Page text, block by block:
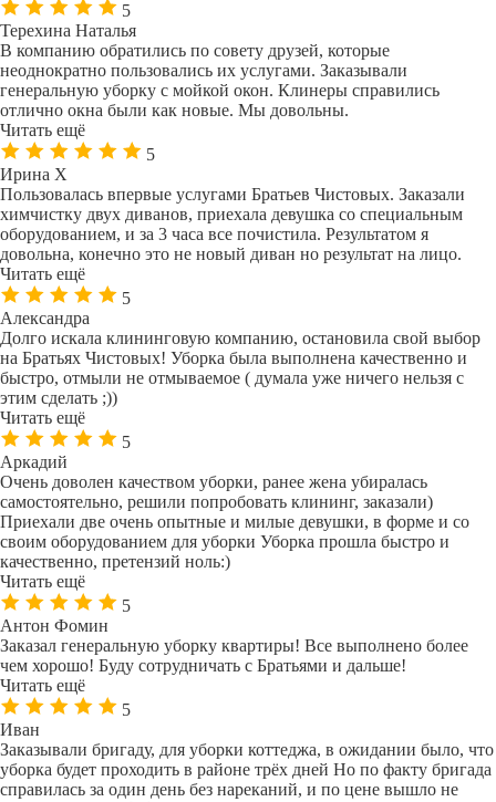
5
Терехина Наталья
В компанию обратились по совету друзей, которые
неоднократно пользовались их услугами. Заказывали
генеральную уборку с мойкой окон. Клинеры справились
отлично окна были как новые. Мы довольны.
Читать ещё
5
Ирина Х
Пользовалась впервые услугами Братьев Чистовых. Заказали
химчистку двух диванов, приехала девушка со специальным
оборудованием, и за 3 часа все почистила. Результатом я
довольна, конечно это не новый диван но результат на лицо.
Читать ещё
5
Александра
Долго искала клининговую компанию, остановила свой выбор
на Братьях Чистовых! Уборка была выполнена качественно и
быстро, отмыли не отмываемое ( думала уже ничего нельзя с
этим сделать ;))
Читать ещё
5
Аркадий
Очень доволен качеством уборки, ранее жена убиралась
самостоятельно, решили попробовать клининг, заказали)
Приехали две очень опытные и милые девушки, в форме и со
своим оборудованием для уборки Уборка прошла быстро и
качественно, претензий ноль:)
Читать ещё
5
Антон Фомин
Заказал генеральную уборку квартиры! Все выполнено более
чем хорошо! Буду сотрудничать с Братьями и дальше!
Читать ещё
5
Иван
Заказывали бригаду, для уборки коттеджа, в ожидании было, что
уборка будет проходить в районе трёх дней Но по факту бригада
справилась за один день без нареканий, и по цене вышло не